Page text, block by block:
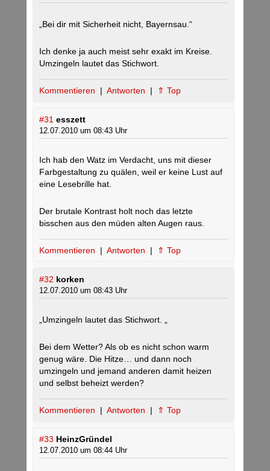
„Bei dir mit Sicherheit nicht, Bayernsau.“
Ich denke ja auch meist sehr exakt im Kreise.
Umzingeln lautet das Stichwort.
Kommentieren | Antworten | ⇑ Top
#31 esszett
12.07.2010 um 08:43 Uhr
Ich hab den Watz im Verdacht, uns mit dieser
Farbgestaltung zu quälen, weil er keine Lust auf
eine Lesebrille hat.
Der brutale Kontrast holt noch das letzte
bisschen aus den müden alten Augen raus.
Kommentieren | Antworten | ⇑ Top
#32 korken
12.07.2010 um 08:43 Uhr
„Umzingeln lautet das Stichwort. „
Bei dem Wetter? Als ob es nicht schon warm
genug wäre. Die Hitze… und dann noch
umzingeln und jemand anderen damit heizen
und selbst beheizt werden?
Kommentieren | Antworten | ⇑ Top
#33 HeinzGründel
12.07.2010 um 08:44 Uhr